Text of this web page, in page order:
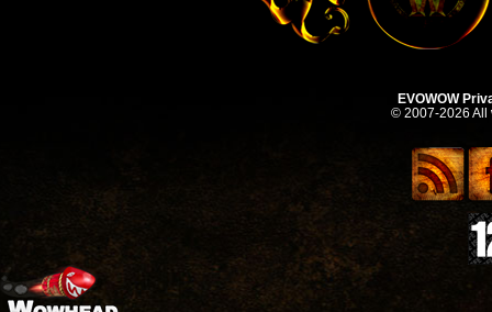
EVOWOW
© 2007-2026 All